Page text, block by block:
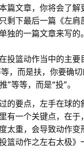
篇文章，你将会了解
剩下最后一篇《左
独的一篇文章来写的。
投篮动作当中的主
等，而是扶，你要
”等等，而是“投”。
的要点，左手在球
有一个关键点，在
太重，会导致动作
篮动作之左右太极